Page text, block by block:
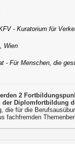
- Kuratorium für
Wien
- Für Menschen, die
2
Diplomfortbildung
die für die
fachfremden